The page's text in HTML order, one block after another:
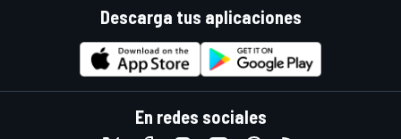
Descarga tus aplicaciones
En redes sociales